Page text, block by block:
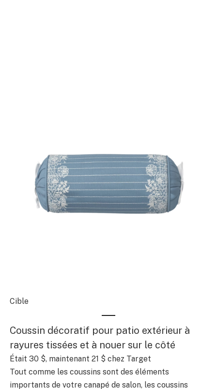
Cible
Coussin décoratif pour patio extérieur à
rayures tissées et à nouer sur le côté
Était 30 $, maintenant 21 $ chez Target
Tout comme les coussins sont des éléments
importants de votre canapé de salon, les coussins